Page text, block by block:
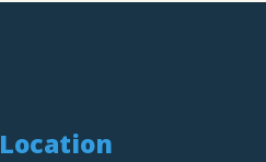
Location